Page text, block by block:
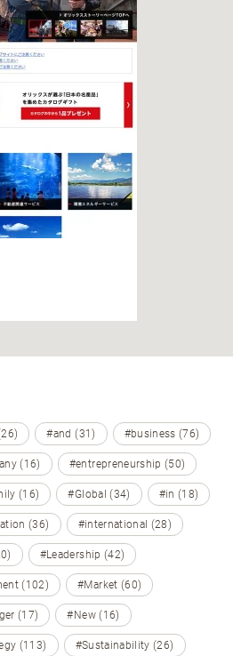
#and (31) #business (76)
(16) #entrepreneurship (50)
(16) #Global (34) #in (18)
(36) #international (28)
#Leadership (42)
(102) #Market (60)
(17) #New (16)
(113) #Sustainability (26)